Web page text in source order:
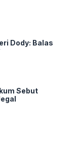
Dody: Balas
Sebut